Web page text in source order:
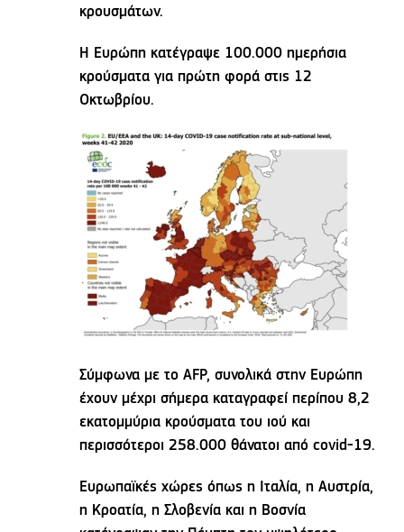
κρουσμάτων.
Η Ευρώπη κατέγραψε 100.000 ημερήσια
κρούσματα για πρώτη φορά στις 12
Οκτωβρίου.
Σύμφωνα με το AFP, συνολικά στην Ευρώπη
έχουν μέχρι σήμερα καταγραφεί περίπου 8,2
εκατομμύρια κρούσματα του ιού και
περισσότεροι 258.000 θάνατοι από covid-19.
Ευρωπαϊκές χώρες όπως η Ιταλία, η Αυστρία,
η Κροατία, η Σλοβενία και η Βοσνία